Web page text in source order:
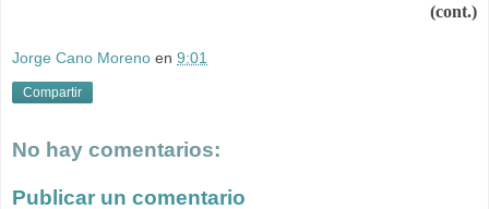
(cont.)
Jorge Cano Moreno en 9:01
Compartir
No hay comentarios:
Publicar un comentario